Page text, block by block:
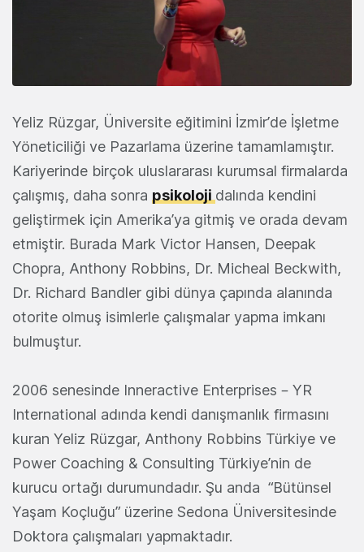
Yeliz Rüzgar, Üniversite eğitimini İzmir’de İşletme
Yöneticiliği ve Pazarlama üzerine tamamlamıştır.
Kariyerinde birçok uluslararası kurumsal firmalarda
çalışmış, daha sonra psikoloji dalında kendini
geliştirmek için Amerika’ya gitmiş ve orada devam
etmiştir. Burada Mark Victor Hansen, Deepak
Chopra, Anthony Robbins, Dr. Micheal Beckwith,
Dr. Richard Bandler gibi dünya çapında alanında
otorite olmuş isimlerle çalışmalar yapma imkanı
bulmuştur.
2006 senesinde Inneractive Enterprises – YR
International adında kendi danışmanlık firmasını
kuran Yeliz Rüzgar, Anthony Robbins Türkiye ve
Power Coaching & Consulting Türkiye’nin de
kurucu ortağı durumundadır. Şu anda “Bütünsel
Yaşam Koçluğu” üzerine Sedona Üniversitesinde
Doktora çalışmaları yapmaktadır.